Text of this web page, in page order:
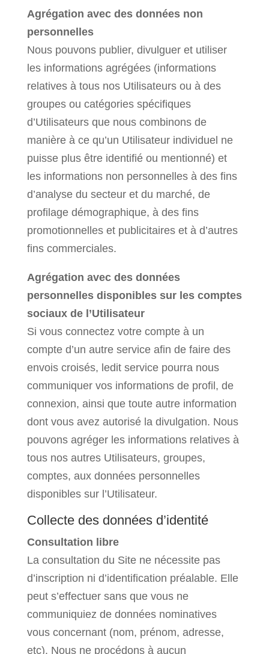
Agrégation avec des données non
personnelles
Nous pouvons publier, divulguer et utiliser
les informations agrégées (informations
relatives à tous nos Utilisateurs ou à des
groupes ou catégories spécifiques
d’Utilisateurs que nous combinons de
manière à ce qu’un Utilisateur individuel ne
puisse plus être identifié ou mentionné) et
les informations non personnelles à des fins
d’analyse du secteur et du marché, de
profilage démographique, à des fins
promotionnelles et publicitaires et à d’autres
fins commerciales.
Agrégation avec des données
personnelles disponibles sur les comptes
sociaux de l’Utilisateur
Si vous connectez votre compte à un
compte d’un autre service afin de faire des
envois croisés, ledit service pourra nous
communiquer vos informations de profil, de
connexion, ainsi que toute autre information
dont vous avez autorisé la divulgation. Nous
pouvons agréger les informations relatives à
tous nos autres Utilisateurs, groupes,
comptes, aux données personnelles
disponibles sur l’Utilisateur.
Collecte des données d’identité
Consultation libre
La consultation du Site ne nécessite pas
d’inscription ni d’identification préalable. Elle
peut s’effectuer sans que vous ne
communiquiez de données nominatives
vous concernant (nom, prénom, adresse,
etc). Nous ne procédons à aucun